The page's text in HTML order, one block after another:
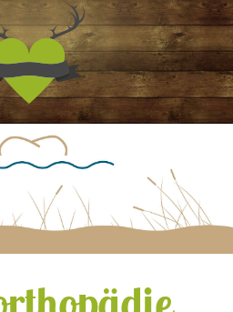
Jagdfieber |